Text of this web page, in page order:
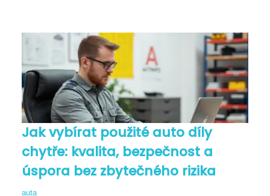
Jak vybírat použité auto díly
chytře: kvalita, bezpečnost a
úspora bez zbytečného rizika
auta